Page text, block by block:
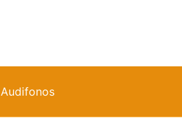
Audifonos